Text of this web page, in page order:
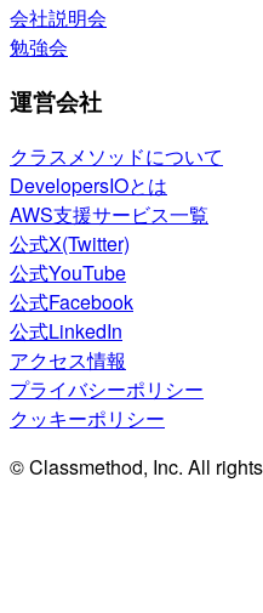
会社説明会
勉強会
運営会社
クラスメソッドについて
DevelopersIOとは
AWS支援サービス一覧
公式X(Twitter)
公式YouTube
公式Facebook
公式LinkedIn
アクセス情報
プライバシーポリシー
クッキーポリシー
© Classmethod, Inc. All